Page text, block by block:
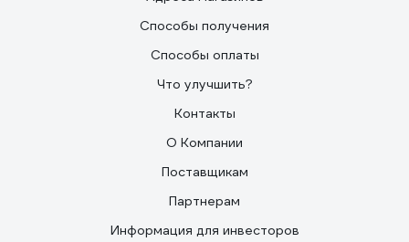
Способы получения
Способы оплаты
Что улучшить?
Контакты
О Компании
Поставщикам
Партнерам
Информация для инвесторов